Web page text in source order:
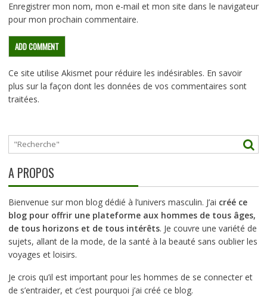
Enregistrer mon nom, mon e-mail et mon site dans le navigateur
pour mon prochain commentaire.
Ce site utilise Akismet pour réduire les indésirables. En savoir
plus sur la façon dont les données de vos commentaires sont
traitées.
A PROPOS
Bienvenue sur mon blog dédié à l’univers masculin. J’ai créé ce
blog pour offrir une plateforme aux hommes de tous âges,
de tous horizons et de tous intérêts. Je couvre une variété de
sujets, allant de la mode, de la santé à la beauté sans oublier les
voyages et loisirs.
Je crois qu’il est important pour les hommes de se connecter et
de s’entraider, et c’est pourquoi j’ai créé ce blog.